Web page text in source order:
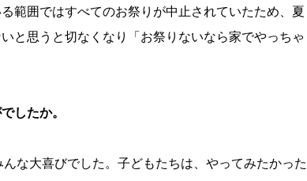
範囲ではすべてのお祭りが中止されていたため、夏
と思うと切なくなり「お祭りないなら家でやっちゃ
したか。
な大喜びでした。子どもたちは、やってみたかった